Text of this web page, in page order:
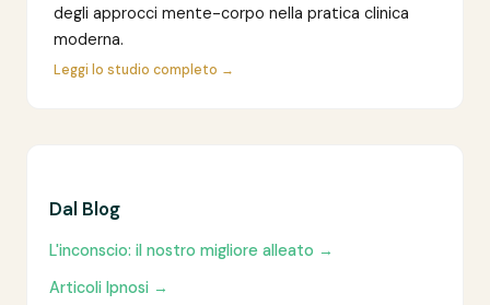
degli approcci mente-corpo nella pratica clinica
moderna.
Leggi lo studio completo →
Dal Blog
L'inconscio: il nostro migliore alleato →
Articoli Ipnosi →